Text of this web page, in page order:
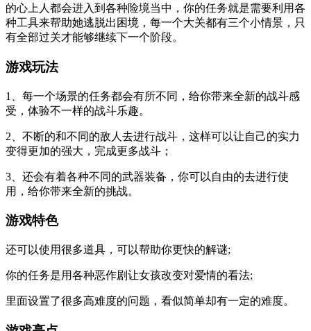
的心上人都会进入到各种险境当中，你的任务就是需要利用各
种工具来帮助她逃脱出困境，每一个大关都有三个小情景，只
有全部过关才能够继续下一个阶段。
游戏玩法
1、每一个场景的任务都会有所不同，给你带来全新的战斗感
受，体验不一样的战斗乐趣。
2、不断的和不同的敌人去进行战斗，这样可以让自己的实力
变得更加的强大，完成更多战斗；
3、还会有着各种不同的武器装备，你可以自由的去进行使
用，给你带来全新的挑战。
游戏特色
还可以使用很多道具，可以帮助你更快的解谜;
你的任务是用各种恶作剧让女孩改变对爱情的看法;
里面设置了很多高难度的问题，看似简单却有一定的难度。